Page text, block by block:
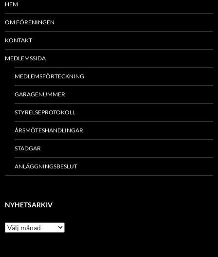
HEM
OM FÖRENINGEN
KONTAKT
MEDLEMSSIDA
MEDLEMSFÖRTECKNING
GARAGENUMMER
STYRELSEPROTOKOLL
ÅRSMÖTESHANDLINGAR
STADGAR
ANLÄGGNINGSBESLUT
NYHETSARKIV
N
y